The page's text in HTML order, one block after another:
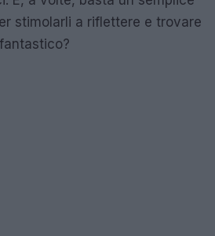
stimolarli a riflettere e trovare